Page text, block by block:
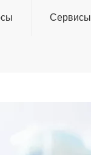
Сервисы